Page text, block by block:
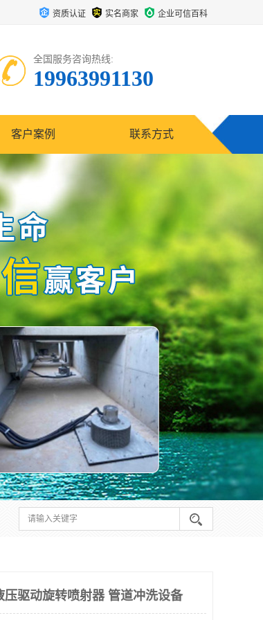
资质认证 实名商家 企业可信百科
全国服务咨询热线:
19963991130
客户案例 联系方式
驱动旋转喷射器 管道冲洗设备